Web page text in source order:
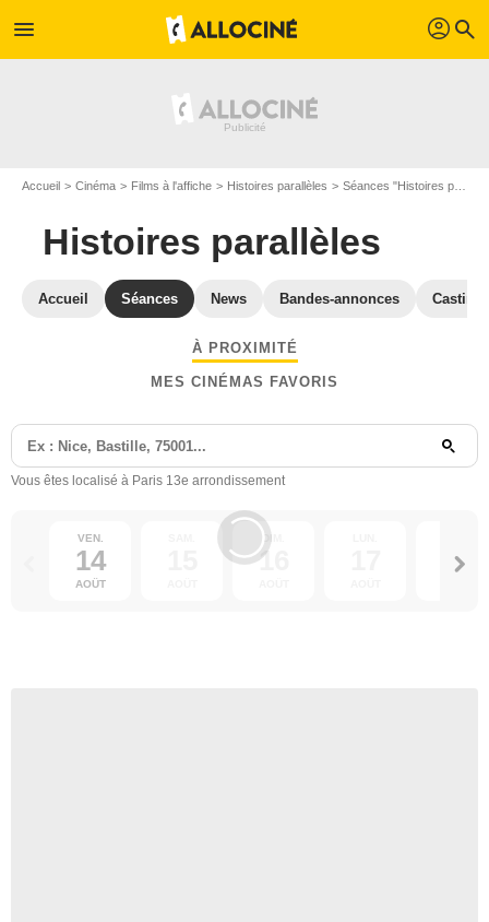
menu profil search
Accueil Cinéma Films à l'affiche Histoires parallèles Séances "Histoires parallèles" Paris
Histoires parallèles
Accueil Séances News Bandes-annonces Casting
À PROXIMITÉ
MES CINÉMAS FAVORIS
Vous êtes localisé à Paris 13e arrondissement
VEN.
14
AOÛT
16 18